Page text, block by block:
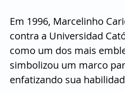
Em 1996, Marcelinho
contra a Universidad
como um dos mais
simbolizou um marco
enfatizando sua